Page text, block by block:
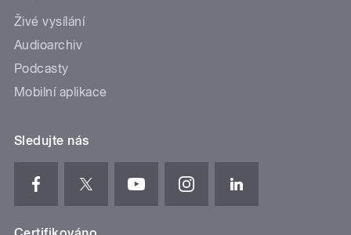
Živé vysílání
Audioarchiv
Podcasty
Mobilní aplikace
Sledujte nás